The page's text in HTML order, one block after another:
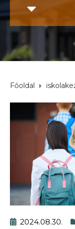
Főoldal
2024.08.30.